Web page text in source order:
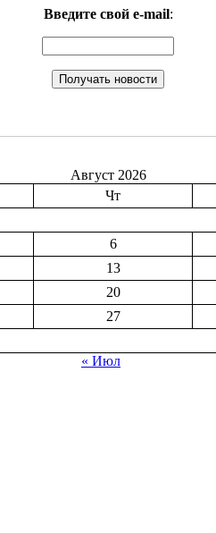
Введите свой e-mail:
Август 2026
Чт
6
13
20
27
« Июл